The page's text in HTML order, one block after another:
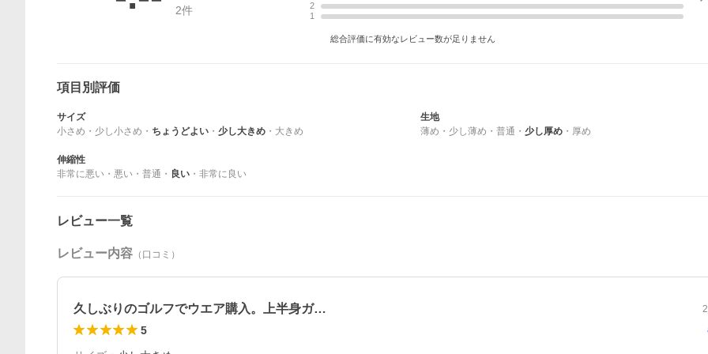
2件
2
1
総合評価に有効なレビュー数が足りません
項目別評価
サイズ
小さめ ・ 少し小さめ ・ ちょうどよい ・ 少し大きめ ・ 大きめ
生地
薄め ・ 少し薄め ・ 普通 ・ 少し厚め ・ 厚め
伸縮性
非常に悪い ・ 悪い ・ 普通 ・ 良い ・ 非常に良い
レビュー一覧
レビュー内容 （口コミ）
久しぶりのゴルフでウエア購入。上半身ガ…
5